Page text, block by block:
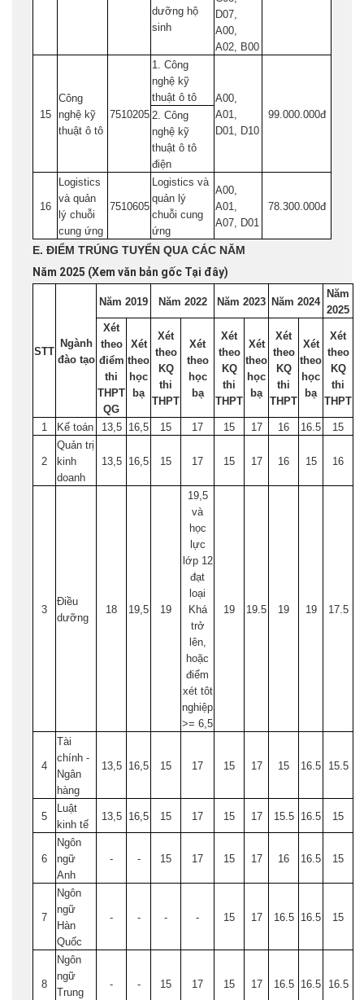
D07,
A00,
A02, B00
dưỡng hộ
sinh
15
Công
nghệ kỹ
thuật ô tô
7510205
1. Công
nghệ kỹ
thuật ô tô
A00,
A01,
D01, D10
99.000.000đ
2. Công
nghệ kỹ
thuật ô tô
điện
16
Logistics
và quản
lý chuỗi
cung ứng
7510605
Logistics và
quản lý
chuỗi cung
ứng
A00,
A01,
A07, D01
78.300.000đ
E. ĐIỂM TRÚNG TUYỂN QUA CÁC NĂM
Năm 2025 (Xem văn bản gốc Tại đây)
STT
Ngành
đào tạo
Năm 2019 Năm 2022 Năm 2023 Năm 2024
Năm
2025
Xét
theo
điểm
thi
THPT
QG
Xét
theo
học
bạ
Xét
theo
KQ
thi
THPT
Xét
theo
học
bạ
Xét
theo
KQ
thi
THPT
Xét
theo
học
bạ
Xét
theo
KQ
thi
THPT
Xét
theo
học
bạ
Xét
theo
KQ
thi
THPT
1 Kế toán 13,5 16,5 15 17 15 17 16 16.5 15
2
Quản trị
kinh
doanh
13,5 16,5 15 17 15 17 16 15 16
3
Điều
dưỡng
18 19,5 19
19,5
và
học
lực
lớp 12
đạt
loại
Khá
trở
lên,
hoặc
điểm
xét tôt
nghiệp
>= 6,5
19 19.5 19 19 17.5
4
Tài
chính -
Ngân
hàng
13,5 16,5 15 17 15 17 15 16.5 15.5
5
Luật
kinh tế
13,5 16,5 15 17 15 17 15.5 16.5 15
6
Ngôn
ngữ
Anh
- - 15 17 15 17 16 16.5 15
7
Ngôn
ngữ
Hàn
Quốc
- - - - 15 17 16.5 16.5 15
8
Ngôn
ngữ
Trung
- - 15 17 15 17 16.5 16.5 16.5